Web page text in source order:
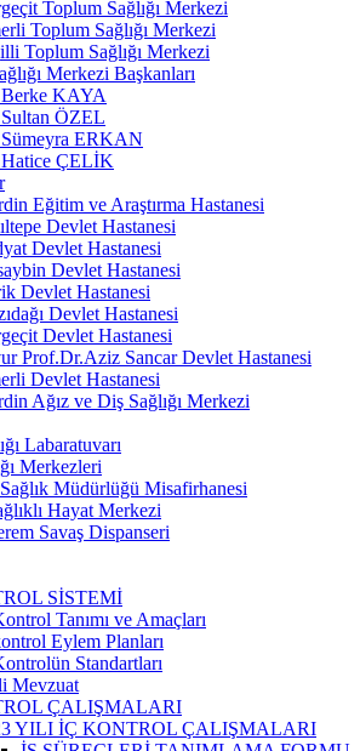
Toplum Sağlığı Merkezi
Toplum Sağlığı Merkezi
Toplum Sağlığı Merkezi
Merkezi Başkanları
KAYA
ÖZEL
ERKAN
ÇELİK
Eğitim ve Araştırma Hastanesi
Devlet Hastanesi
Devlet Hastanesi
Devlet Hastanesi
Devlet Hastanesi
Devlet Hastanesi
Devlet Hastanesi
Prof.Dr.Aziz Sancar Devlet Hastanesi
Devlet Hastanesi
Ağız ve Diş Sağlığı Merkezi
Labaratuvarı
Merkezleri
Müdürlüğü Misafirhanesi
Hayat Merkezi
Savaş Dispanseri
SİSTEMİ
Tanımı ve Amaçları
Eylem Planları
Standartları
Mevzuat
ÇALIŞMALARI
YILI İÇ KONTROL ÇALIŞMALARI